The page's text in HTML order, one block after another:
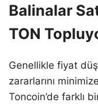
Balinalar
TON
Genellikle fiyat
zararlarını
Toncoin’de farklı